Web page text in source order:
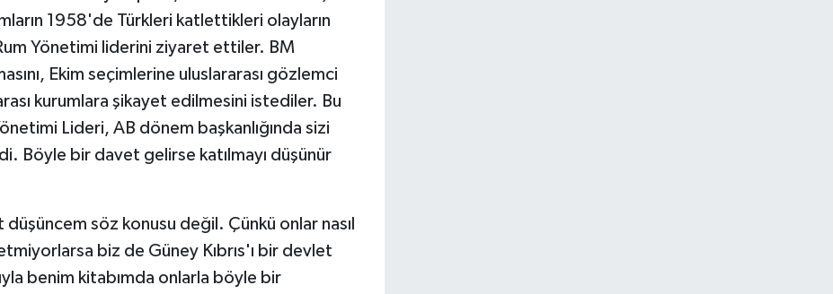
1958'de Türkleri katlettikleri olayların
Yönetimi liderini ziyaret ettiler. BM
Ekim seçimlerine uluslararası gözlemci
kurumlara şikayet edilmesini istediler. Bu
Lideri, AB dönem başkanlığında sizi
Böyle bir davet gelirse katılmayı düşünür
söz konusu değil. Çünkü onlar nasıl
biz de Güney Kıbrıs'ı bir devlet
benim kitabımda onlarla böyle bir